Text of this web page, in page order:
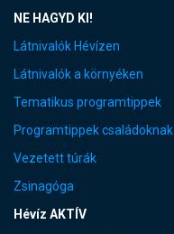
NE HAGYD KI!
Látnivalók Hévízen
Látnivalók a környéken
Tematikus programtippek
Programtippek családoknak
Vezetett túrák
Zsinagóga
Hévíz AKTÍV